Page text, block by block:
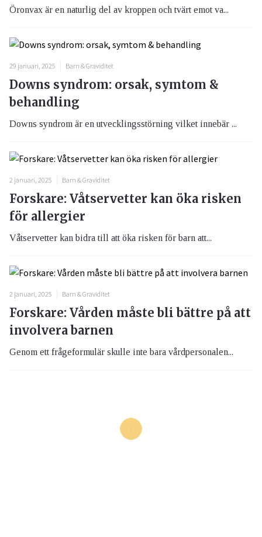
Öronvax är en naturlig del av kroppen och tvärt emot va...
29 januari, 2025 Barn & Graviditet
Downs syndrom: orsak, symtom &
behandling
Downs syndrom är en utvecklingsstörning vilket innebär ...
2 januari, 2025 Barn & Graviditet
Forskare: Våtservetter kan öka risken
för allergier
Våtservetter kan bidra till att öka risken för barn att...
2 januari, 2025 Barn & Graviditet
Forskare: Vården måste bli bättre på att
involvera barnen
Genom ett frågeformulär skulle inte bara vårdpersonalen...